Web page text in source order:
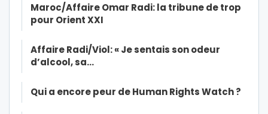
Maroc/Affaire Omar Radi: la tribune de trop
pour Orient XXI
Affaire Radi/Viol: « Je sentais son odeur
d’alcool, sa…
Qui a encore peur de Human Rights Watch ?